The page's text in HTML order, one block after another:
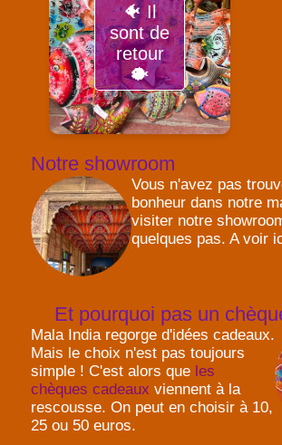
🐠 Il
sont de
retour
🐡
Notre showroom
Vous n'avez pas
bonheur dans notre
visiter notre
quelques pas. A voir
Et pourquoi pas un
Mala India regorge d'idées cadeaux.
Mais le choix n'est pas toujours
simple ! C'est alors que les
chèques cadeaux viennent à la
rescousse. On peut en choisir à 10,
25 ou 50 euros.